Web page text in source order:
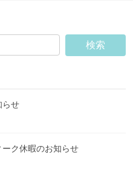
らせ
ーク休暇のお知らせ